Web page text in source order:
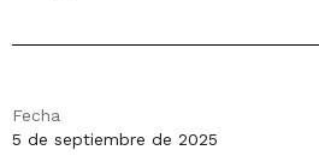
Fecha
5 de septiembre de 2025